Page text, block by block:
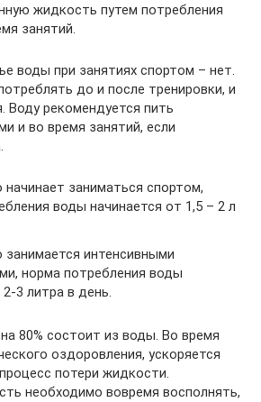
жидкость путем потребления
занятий.
воды при занятиях спортом – нет.
до и после тренировки, и
Воду рекомендуется пить
и во время занятий, если
начинает заниматься спортом,
воды начинается от 1,5 – 2 л
занимается интенсивными
норма потребления воды
3 литра в день.
80% состоит из воды. Во время
оздоровления, ускоряется
потери жидкости.
необходимо вовремя восполнять,